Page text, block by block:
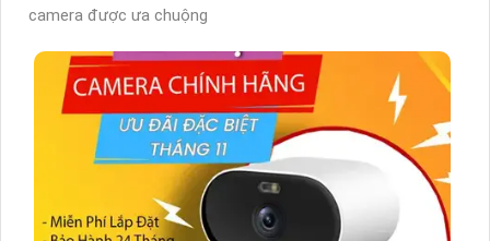
camera được ưa chuộng